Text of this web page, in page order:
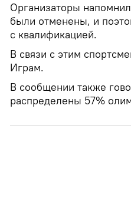
Организаторы
были отменены, и
с квалификацией.
В связи с этим
Играм.
В сообщении также
распределены 57%